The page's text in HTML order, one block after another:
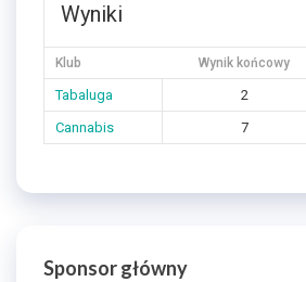
Wyniki
Klub Wynik końcowy
Tabaluga 2
Cannabis
7
Sponsor główny